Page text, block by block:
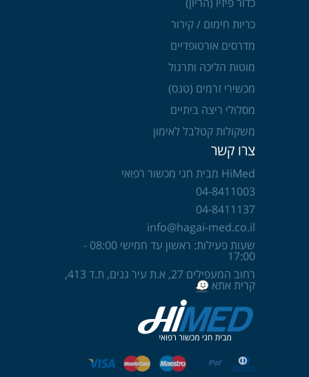
כריות חימום / קירור
מדרסים אורטופדיים
מוטות הליכה ותרגול
מכשירי זרמים (טנס)
מסלולי ריצה ביתיים
משקולות קטלבל לאימון
צרו קשר
HiMed מבית חגי מכשור רפואי
04-8411003
04-8411137
info@hagai-med.co.il
שעות פעילות: ראשון עד חמישי 08:00 -
17:00
רחוב המעפילים 27, א.ת עיר גנים, ת.ד 413,
קרית אתא